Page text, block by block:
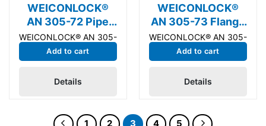
mặt bích: Với PTFE,
cường
WEICONLOCK®
AN 305-72 Pipe
and Flange Sealing
WEICONLOCK® AN 305-
72 Pipe and Flange
Sealing là keo làm kín
mặt bích: Với PTFE,
nước uống. Phù hợp cho
Add to cart
Details
kín mặt bích,
WEICONLOCK®
AN 305-73 Flange
sealing
WEICONLOCK® AN 305-
73 Flange sealing là keo
làm kín mặt bích: Để bịt
kín mặt bích, cường độ
nghiệp.
Add to cart
Details
1 2 3 4 5